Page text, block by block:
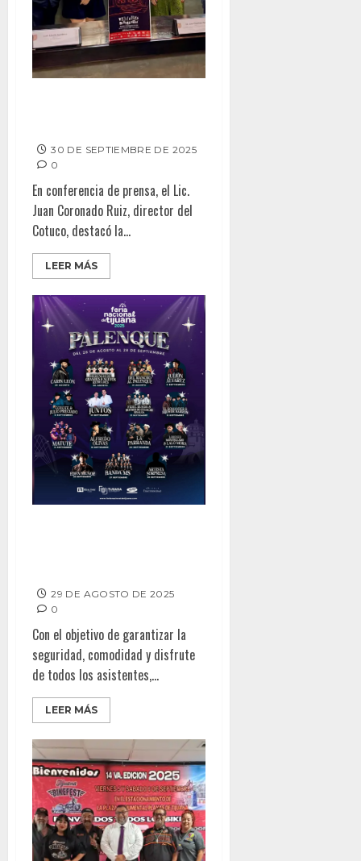
30 DE SEPTIEMBRE DE 2025
0
En conferencia de prensa, el Lic.
Juan Coronado Ruiz, director del
Cotuco, destacó la...
LEER MÁS
29 DE AGOSTO DE 2025
0
Con el objetivo de garantizar la
seguridad, comodidad y disfrute
de todos los asistentes,...
LEER MÁS